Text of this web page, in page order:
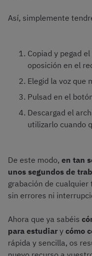
Así, simplemente
Copiad y pegad
oposición en el
Elegid la voz que
Pulsad en el
Descargad el
utilizarlo cuando
De este modo, en tan
unos segundos de
grabación de cualquier
sin errores ni
Ahora que ya sabéis
para estudiar y cómo
rápida y sencilla, os